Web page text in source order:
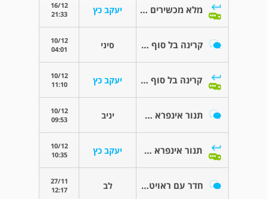
מלא מכשירים במשרד עבודה יעקב כץ
16/12
21:33
קרינה בל סוף מה עושים??? סיני
10/12
04:01
קרינה בל סוף מה עושים??? יעקב כץ
10/12
11:10
תנור אינפרא אדום יניב
10/12
09:53
תנור אינפרא אדום יעקב כץ
10/12
10:35
חדר עם ראויטר ומרחק ממנו? לב
27/11
12:17